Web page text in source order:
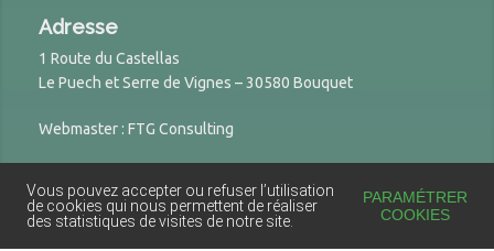
Adresse
1 Route du Castellas
Le Puech et Serre de Vignes – 30580 Bouquet
Webmaster : FTG Consulting
© 2026 Site de la Mairie de Bouquet
Powered byDynamiX
Vous pouvez accepter ou refuser l’utilisation
de cookies qui nous permettent de réaliser
des statistiques de visites de notre site.
PARAMÉTRER
COOKIES